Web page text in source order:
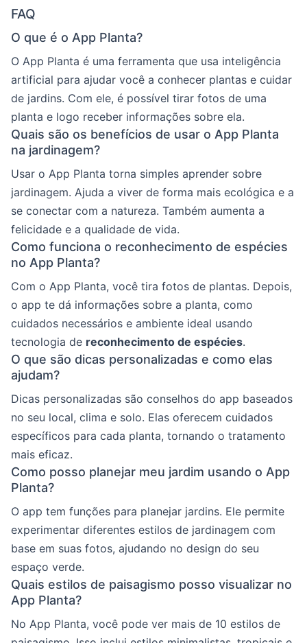
FAQ
O que é o App Planta?
O App Planta é uma ferramenta que usa inteligência
artificial para ajudar você a conhecer plantas e cuidar
de jardins. Com ele, é possível tirar fotos de uma
planta e logo receber informações sobre ela.
Quais são os benefícios de usar o App Planta
na jardinagem?
Usar o App Planta torna simples aprender sobre
jardinagem. Ajuda a viver de forma mais ecológica e a
se conectar com a natureza. Também aumenta a
felicidade e a qualidade de vida.
Como funciona o reconhecimento de espécies
no App Planta?
Com o App Planta, você tira fotos de plantas. Depois,
o app te dá informações sobre a planta, como
cuidados necessários e ambiente ideal usando
tecnologia de reconhecimento de espécies.
O que são dicas personalizadas e como elas
ajudam?
Dicas personalizadas são conselhos do app baseados
no seu local, clima e solo. Elas oferecem cuidados
específicos para cada planta, tornando o tratamento
mais eficaz.
Como posso planejar meu jardim usando o App
Planta?
O app tem funções para planejar jardins. Ele permite
experimentar diferentes estilos de jardinagem com
base em suas fotos, ajudando no design do seu
espaço verde.
Quais estilos de paisagismo posso visualizar no
App Planta?
No App Planta, você pode ver mais de 10 estilos de